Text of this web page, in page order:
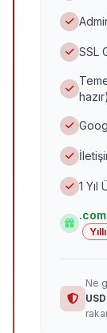
SSL
hazır)
1
Ne